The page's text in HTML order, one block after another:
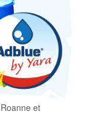
et